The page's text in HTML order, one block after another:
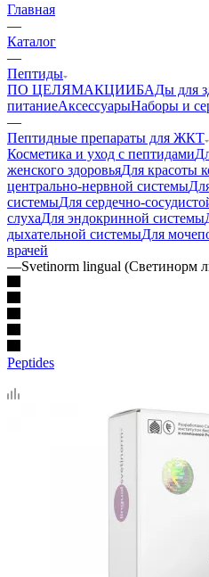
Главная
—
Каталог
—
Пептиды
ПО ЦЕЛЯМАКЦИИБАДы для
питаниеАксессуарыНаборы и
—
Пептидные препараты для ЖКТ
Косметика и уход с пептидами
женского здоровьяДля красоты
центрально-нервной системы
системыДля сердечно-
слухаДля эндокринной системы
дыхательной системыДля
врачей
—Svetinorm lingual (Светинорм
Peptides